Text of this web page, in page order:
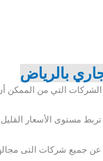
بالرياض
الشركات التي من الممكن
مستوى الأسعار
جميع شركات التى